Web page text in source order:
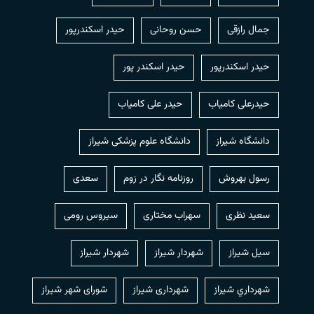
جمال رازقی حسن روحانی حيدر اسكندرپور
حیدر اسکندرپور حیدر اسکندر پور
حیدرعلی کامیاب حیدر علی کامیاب
دانشگاه شیراز دانشگاه علوم پزشکی شیراز
رسول بهروش روزنامه نگار در زوم سعدی
سعید نظری سهراب مختاری سیروس رومی
سیل شیراز شهردار شيراز شهردار شیراز
شهرداري شيراز شهرداری شیراز شورای شهر شیراز